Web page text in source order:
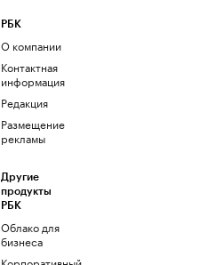
РБК
О компании
Контактная
информация
Редакция
Размещение
рекламы
Другие
продукты
РБК
Облако для
бизнеса